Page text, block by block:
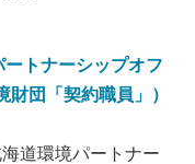
トナーシップオフ
団「契約職員」）
道環境パートナー